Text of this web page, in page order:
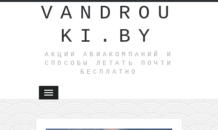
VANDROU
KI.BY
АКЦИИ АВИАКОМПАНИЙ И
СПОСОБЫ ЛЕТАТЬ ПОЧТИ
БЕСПЛАТНО
Летим